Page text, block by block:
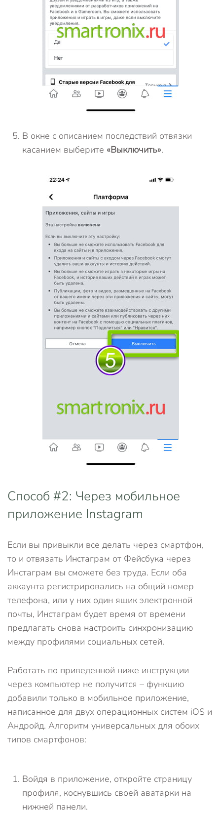
В окне с описанием последствий отвязки
касанием выберите «Выключить».
Способ #2: Через мобильное
приложение Instagram
Если вы привыкли все делать через смартфон,
то и отвязать Инстаграм от Фейсбука через
Инстаграм вы сможете без труда. Если оба
аккаунта регистрировались на общий номер
телефона, или у них один ящик электронной
почты, Инстаграм будет время от времени
предлагать снова настроить синхронизацию
между профилями социальных сетей.
Работать по приведенной ниже инструкции
через компьютер не получится – функцию
добавили только в мобильное приложение,
написанное для двух операционных систем iOS и
Андройд. Алгоритм универсальных для обоих
типов смартфонов:
Войдя в приложение, откройте страницу
профиля, коснувшись своей аватарки на
нижней панели.